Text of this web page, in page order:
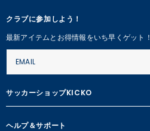
クラブに参加しよう！
最新アイテムとお得情報をいち早くゲット！
サッカーショップKICKO
ヘルプ＆サポート